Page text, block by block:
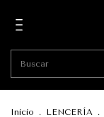
Inicio . LENCERÍA .